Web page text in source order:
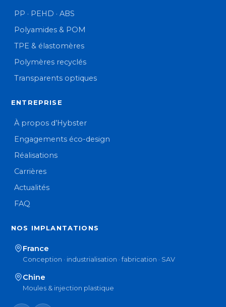
PP · PEHD · ABS
Polyamides & POM
TPE & élastomères
Polymères recyclés
Transparents optiques
ENTREPRISE
À propos d’Hybster
Engagements éco-design
Réalisations
Carrières
Actualités
FAQ
NOS IMPLANTATIONS
France
Conception · industrialisation · fabrication · SAV
Chine
Moules & injection plastique